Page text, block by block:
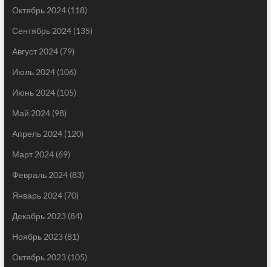
Октябрь 2024(118)
Сентябрь 2024(135)
Август 2024(79)
Июль 2024(106)
Июнь 2024(105)
Май 2024(98)
Апрель 2024(120)
Март 2024(69)
Февраль 2024(83)
Январь 2024(70)
Декабрь 2023(84)
Ноябрь 2023(81)
Октябрь 2023(105)